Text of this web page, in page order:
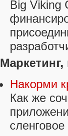
Big Viking
Накорми
Как же